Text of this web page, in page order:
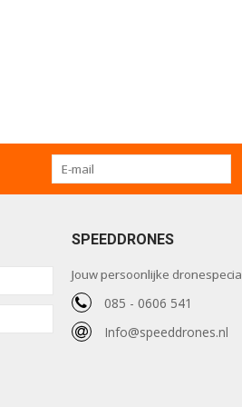
SPEEDDRONES
Jouw persoonlijke
085 - 0606 541
Info@speeddrones.nl